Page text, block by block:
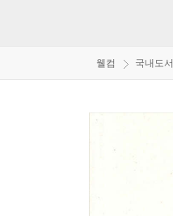
웰컴 국내도서